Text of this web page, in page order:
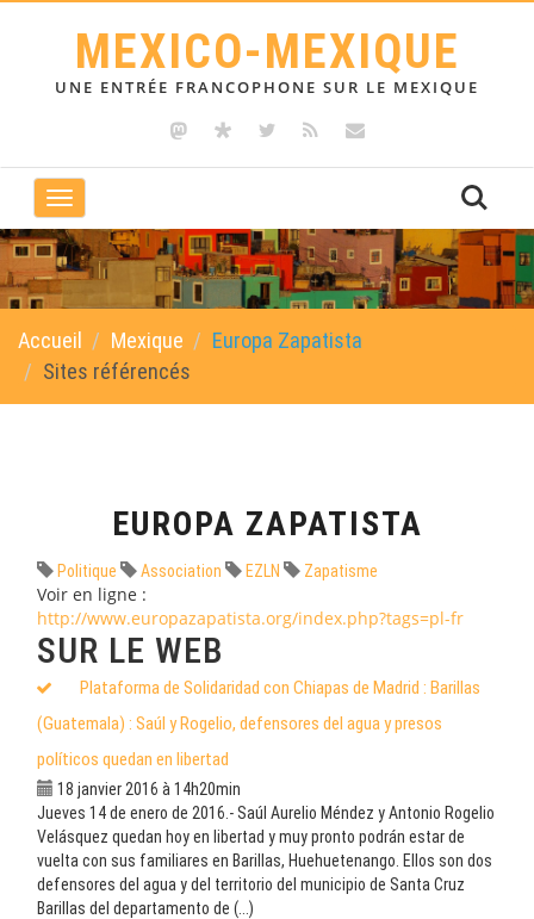
MEXICO-MEXIQUE
UNE ENTRÉE FRANCOPHONE SUR LE MEXIQUE
Toggle
navigation
Accueil Mexique
Europa Zapatista
Sites référencés
EUROPA ZAPATISTA
Politique Association EZLN Zapatisme
Voir en ligne :
http://www.europazapatista.org/index.php?tags=pl-fr
SUR LE WEB
Plataforma de Solidaridad con Chiapas de Madrid : Barillas
(Guatemala) : Saúl y Rogelio, defensores del agua y presos
políticos quedan en libertad
18 janvier 2016 à 14h20min
Jueves 14 de enero de 2016.- Saúl Aurelio Méndez y Antonio Rogelio
Velásquez quedan hoy en libertad y muy pronto podrán estar de
vuelta con sus familiares en Barillas, Huehuetenango. Ellos son dos
defensores del agua y del territorio del municipio de Santa Cruz
Barillas del departamento de (...)